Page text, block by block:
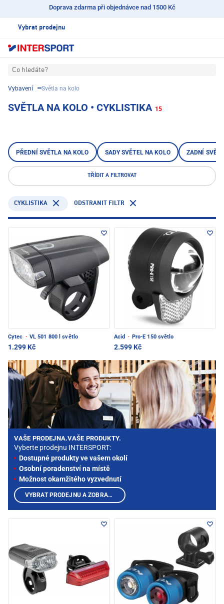
Doprava zdarma při objednávce nad 1500 Kč
Vybrat prodejnu
Co hledáte?
Vybavení Světla na kolo
SVĚTLA NA KOLO • CYKLISTIKA 15
PŘEDNÍ SVĚTLA NA KOLO SADY SVĚTEL NA KOLO ZADNÍ
TŘÍDIT A FILTROVAT
CYKLISTIKA ODSTRANIT FILTR
Cytec · VL 501 800 l světlo
1.299 Kč
Acid · Pro-E 150 světlo
2.599 Kč
VAŠE PRODEJNA.VAŠE PRODUKTY.
Vyberte prodejnu INTERSPORT:
Dostupné produkty ve vašem okolí
Osobní poradenství na místě
Možnost okamžitého vyzvednutí
VYBRAT PRODEJNU A ZOBRAZIT PRODUKTY